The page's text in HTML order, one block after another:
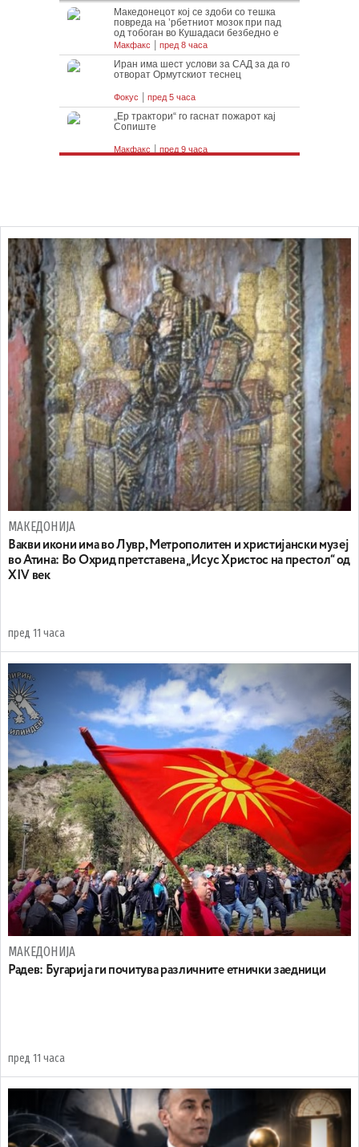
МАКЕДОНИЈА
Вакви икони има во Лувр, Метрополитен и христијански музеј
во Атина: Во Охрид претставена „Исус Христос на престол“ од
XIV век
пред 11 часа
МАКЕДОНИЈА
Радев: Бугарија ги почитува различните етнички заедници
пред 11 часа